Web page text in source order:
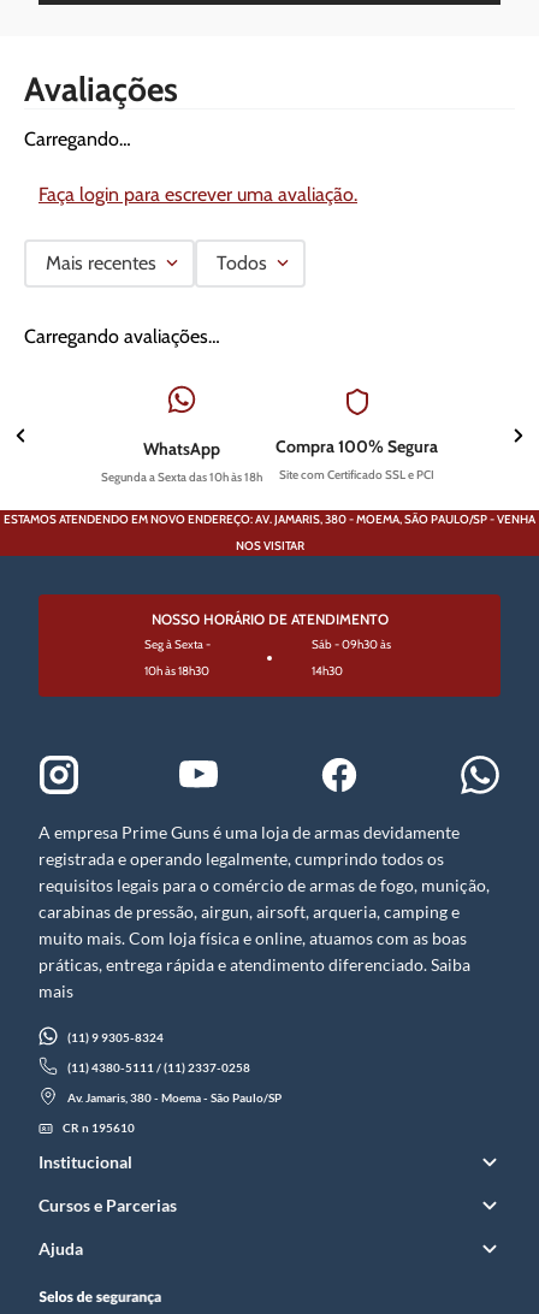
Avaliações
Carregando…
Faça login para escrever uma avaliação.
Mais recentes Todos
Carregando avaliações…
WhatsApp
Segunda a Sexta das 10h às 18h
Compra 100% Segura
Site com Certificado SSL e PCI
ESTAMOS ATENDENDO EM NOVO ENDEREÇO: AV. JAMARIS, 380 - MOEMA, SÃO PAULO/SP - VENHA
NOS VISITAR
NOSSO HORÁRIO DE ATENDIMENTO
Seg à Sexta -
10h às 18h30
Sáb - 09h30 às
14h30
A empresa Prime Guns é uma loja de armas devidamente
registrada e operando legalmente, cumprindo todos os
requisitos legais para o comércio de armas de fogo, munição,
carabinas de pressão, airgun, airsoft, arqueria, camping e
muito mais. Com loja física e online, atuamos com as boas
práticas, entrega rápida e atendimento diferenciado. Saiba
mais
(11) 9 9305-8324
(11) 4380-5111 / (11) 2337-0258
Av. Jamaris, 380 - Moema - São Paulo/SP
CR n 195610
Institucional
Cursos e Parcerias
Ajuda